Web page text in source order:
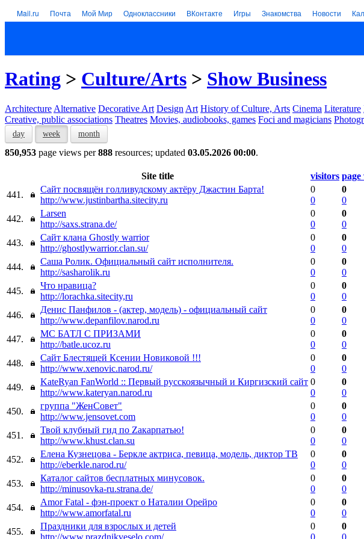
Mail.ru Почта Мой Мир Одноклассники ВКонтакте Игры Знакомства Новости
Rating > Culture/Arts > Show Business
Architecture Alternative Decorative Art Design Art History of Culture, Arts Cinema Literature
Creative, public associations Theatres Movies, audiobooks, games Foci and magicians
day week month
850,953 page views per888 resources; updated 03.05.2026 00:00.
Site title visitors page
441.
Сайт посвящён голливудскому актёру Джастин Барта!
http://www.justinbartha.sitecity.ru
0
0
0
0
442.
Larsen
http://saxs.strana.de/
0
0
0
0
443.
Сайт клана Ghostly warrior
http://ghostlywarrior.clan.su/
0
0
0
0
444.
Саша Ролик. Официальный сайт исполнителя.
http://sasharolik.ru
0
0
0
0
445.
Что нравица?
http://lorachka.sitecity,ru
0
0
0
0
446.
Денис Панфилов - (актер, модель) - официальный сайт
http://www.depanfilov.narod.ru
0
0
0
0
447.
МС БАТЛ С ПРИЗАМИ
http://batle.ucoz.ru
0
0
0
0
448.
Сайт Блестящей Ксении Новиковой !!!
http://www.xenovic.narod.ru/
0
0
0
0
449.
KateRyan FanWorld :: Первый русскоязычный и Киргизский сайт
http://www.kateryan.narod.ru
0
0
0
0
450.
группа "ЖенСовет"
http://www.jensovet.com
0
0
0
0
451.
Твой клубный гид по Zакарпатью!
http://www.khust.clan.su
0
0
0
0
452.
Елена Кузнецова - Беркле актриса, певица, модель, диктор ТВ
http://eberkle.narod.ru/
0
0
0
0
453.
Каталог сайтов бесплатных минусовок.
http://minusovka-ru.strana.de/
0
0
0
0
454.
Amor Fatal - фэн-проект о Наталии Орейро
http://www.amorfatal.ru
0
0
0
0
455.
Праздники для взрослых и детей
http://www.prazdnikveselo.com/
0
0
0
0